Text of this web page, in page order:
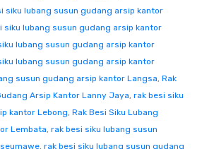
siku lubang susun gudang arsip kantor
siku lubang susun gudang arsip kantor
lubang susun gudang arsip kantor
lubang susun gudang arsip kantor
susun gudang arsip kantor Langsa, Rak
Arsip Kantor Lanny Jaya, rak besi siku
kantor Lebong, Rak Besi Siku Lubang
Lembata, rak besi siku lubang susun
, rak besi siku lubang susun gudang